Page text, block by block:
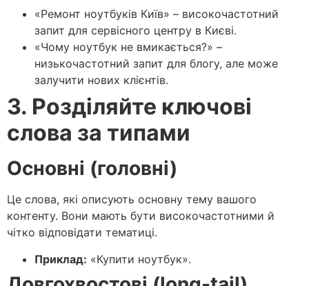
«Ремонт ноутбуків Київ» – високочастотний
запит для сервісного центру в Києві.
«Чому ноутбук не вмикається?» –
низькочастотний запит для блогу, але може
залучити нових клієнтів.
3. Розділяйте ключові
слова за типами
Основні (головні)
Це слова, які описують основну тему вашого
контенту. Вони мають бути високочастотними й
чітко відповідати тематиці.
Приклад: «Купити ноутбук».